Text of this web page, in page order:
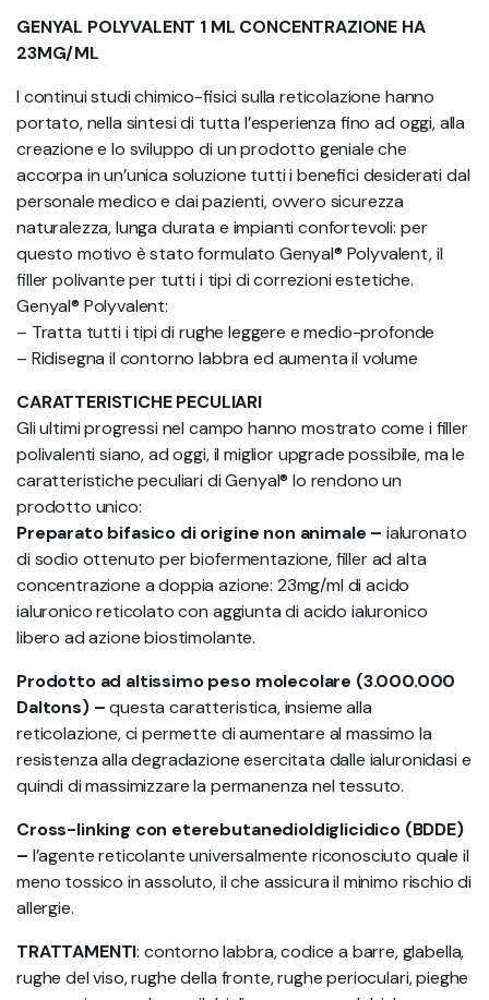
GENYAL POLYVALENT 1 ML CONCENTRAZIONE HA
23MG/ML
I continui studi chimico-fisici sulla reticolazione hanno
portato, nella sintesi di tutta l’esperienza fino ad oggi, alla
creazione e lo sviluppo di un prodotto geniale che
accorpa in un’unica soluzione tutti i benefici desiderati dal
personale medico e dai pazienti, ovvero sicurezza
naturalezza, lunga durata e impianti confortevoli: per
questo motivo è stato formulato Genyal® Polyvalent, il
filler polivante per tutti i tipi di correzioni estetiche.
Genyal® Polyvalent:
– Tratta tutti i tipi di rughe leggere e medio-profonde
– Ridisegna il contorno labbra ed aumenta il volume
CARATTERISTICHE PECULIARI
Gli ultimi progressi nel campo hanno mostrato come i filler
polivalenti siano, ad oggi, il miglior upgrade possibile, ma le
caratteristiche peculiari di Genyal® lo rendono un
prodotto unico:
Preparato bifasico di origine non animale – ialuronato
di sodio ottenuto per biofermentazione, filler ad alta
concentrazione a doppia azione: 23mg/ml di acido
ialuronico reticolato con aggiunta di acido ialuronico
libero ad azione biostimolante.
Prodotto ad altissimo peso molecolare (3.000.000
Daltons) –questa caratteristica, insieme alla
reticolazione, ci permette di aumentare al massimo la
resistenza alla degradazione esercitata dalle ialuronidasi e
quindi di massimizzare la permanenza nel tessuto.
Cross-linking con eterebutanedioldiglicidico (BDDE)
– l’agente reticolante universalmente riconosciuto quale il
meno tossico in assoluto, il che assicura il minimo rischio di
allergie.
TRATTAMENTI: contorno labbra, codice a barre, glabella,
rughe del viso, rughe della fronte, rughe perioculari, pieghe